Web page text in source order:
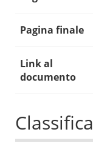
Pagina finale
Link al
documento